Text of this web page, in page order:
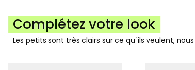
Complétez votre look
Les petits sont très clairs sur ce qu´ils veulent,